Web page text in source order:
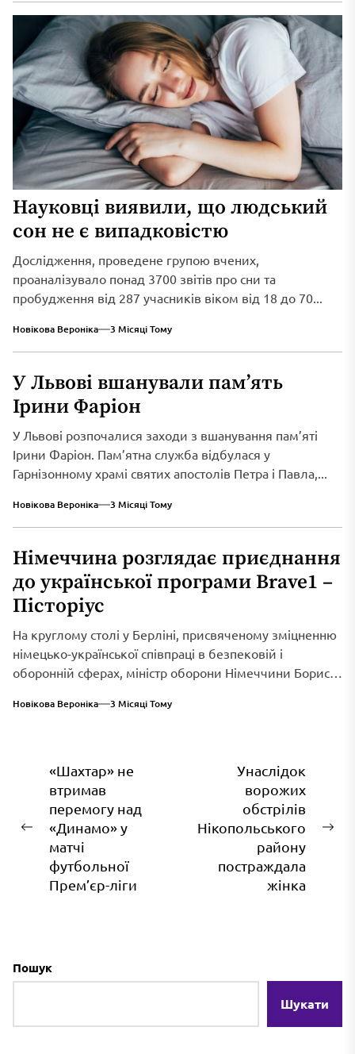
Науковці виявили, що людський
сон не є випадковістю
Дослідження, проведене групою вчених,
проаналізувало понад 3700 звітів про сни та
пробудження від 287 учасників віком від 18 до 70...
Новікова Вероніка 3 Місяці Тому
У Львові вшанували пам’ять
Ірини Фаріон
У Львові розпочалися заходи з вшанування пам’яті
Ірини Фаріон. Пам’ятна служба відбулася у
Гарнізонному храмі святих апостолів Петра і Павла,...
Новікова Вероніка 3 Місяці Тому
Німеччина розглядає приєднання
до української програми Brave1 –
Пісторіус
На круглому столі у Берліні, присвяченому зміцненню
німецько-української співпраці в безпековій і
оборонній сферах, міністр оборони Німеччини Борис
Новікова Вероніка 3 Місяці Тому
Навігація
записів
Попередній
запис:
«Шахтар» не
втримав
перемогу над
«Динамо» у
матчі
футбольної
Прем’єр-ліги
Унаслідок
ворожих
обстрілів
Нікопольського
району
постраждала
жінка
Пошук
Шукати